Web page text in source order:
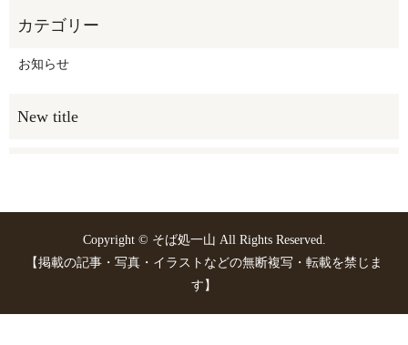
お知らせ
Copyright © そば処一山 All Rights Reserved.
【掲載の記事・写真・イラストなどの無断複写・転載を禁じま
す】